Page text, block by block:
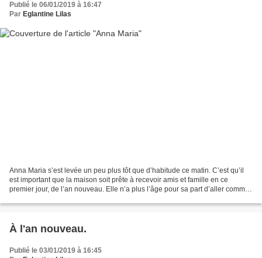
Publié le 06/01/2019 à 16:47
Par Eglantine Lilas
Anna Maria s’est levée un peu plus tôt que d’habitude ce matin. C’est qu’il
est important que la maison soit prête à recevoir amis et famille en ce
premier jour, de l’an nouveau. Elle n’a plus l’âge pour sa part d’aller comme
À l'an nouveau.
Publié le 03/01/2019 à 16:45